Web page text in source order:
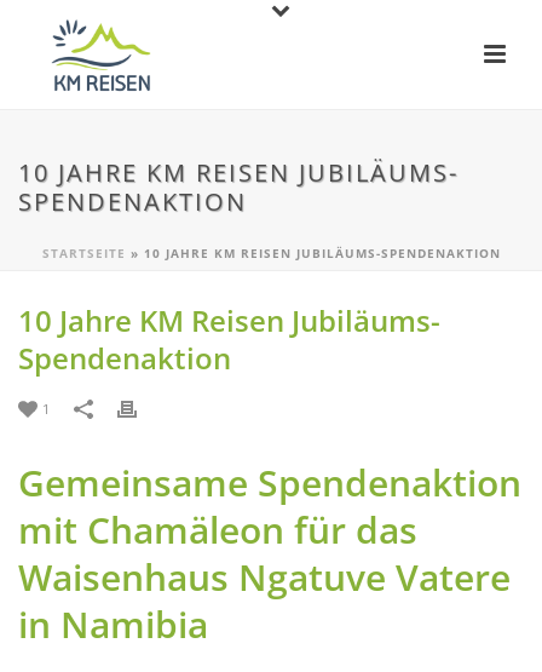
10 JAHRE KM REISEN JUBILÄUMS-
SPENDENAKTION
STARTSEITE » 10 JAHRE KM REISEN JUBILÄUMS-SPENDENAKTION
10 Jahre KM Reisen Jubiläums-
Spendenaktion
1
Gemeinsame Spendenaktion
mit Chamäleon für das
Waisenhaus Ngatuve Vatere
in Namibia